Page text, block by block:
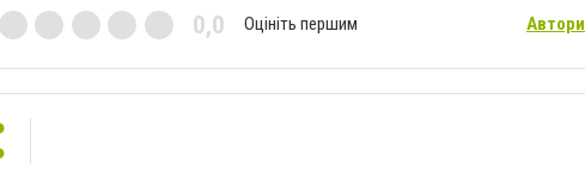
0,0 Оцініть першим